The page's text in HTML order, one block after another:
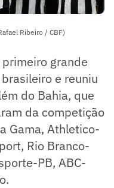
Ribeiro / CBF)
grande
e reuniu
do Bahia, que
da competição
Gama, Athletico-
Rio Branco-
PB, ABC-